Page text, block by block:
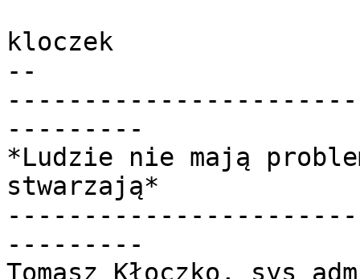
kloczek
--
---------
*Ludzie nie mają
stwarzają*
---------